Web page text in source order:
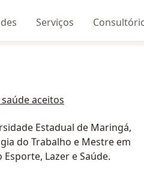
Serviços
aceitos
Estadual de Maringá,
do Trabalho e Mestre em
Lazer e Saúde.